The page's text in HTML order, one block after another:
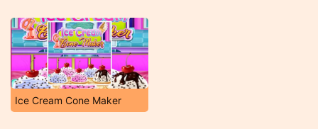
Ice Cream Cone Maker